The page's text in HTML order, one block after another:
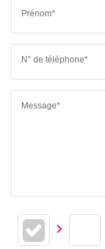
Prénom*
N° de téléphone*
Message*